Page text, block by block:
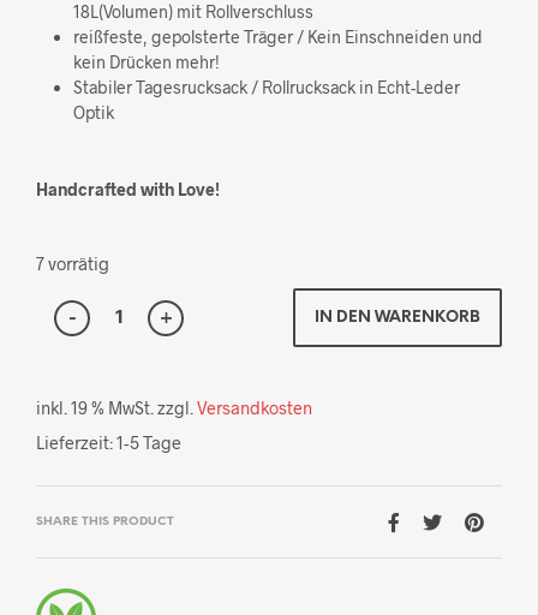
18L(Volumen) mit Rollverschluss
reißfeste, gepolsterte Träger / Kein Einschneiden und
kein Drücken mehr!
Stabiler Tagesrucksack / Rollrucksack in Echt-Leder
Optik
Handcrafted with Love!
7 vorrätig
IN DEN WARENKORB
inkl. 19 % MwSt. zzgl. Versandkosten
Lieferzeit:1-5 Tage
SHARE THIS PRODUCT